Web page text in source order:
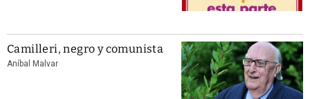
Camilleri, negro y comunista
Aníbal Malvar